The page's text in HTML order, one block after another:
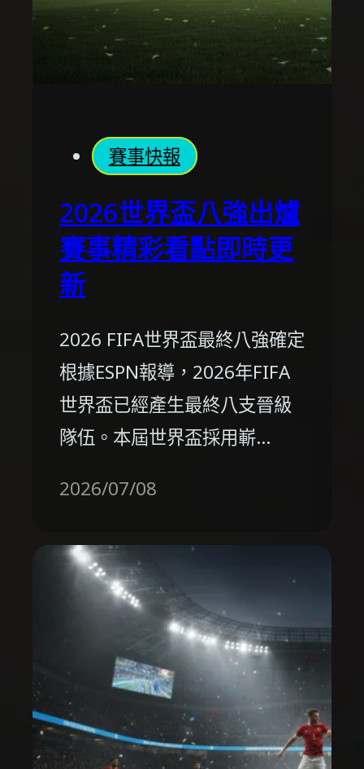
賽事快報
2026世界盃八強出爐
賽事精彩看點即時更
新
2026 FIFA世界盃最終八強確定
根據ESPN報導，2026年FIFA
世界盃已經產生最終八支晉級
隊伍。本屆世界盃採用嶄…
2026/07/08